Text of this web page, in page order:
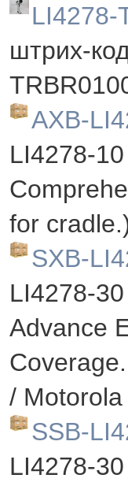
LI4278-
штрих-
AXB-
LI4278-
for
SXB-
LI4278-
Advance
/
SSB-
LI4278-